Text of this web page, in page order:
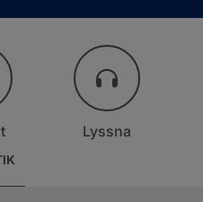
Lyssna